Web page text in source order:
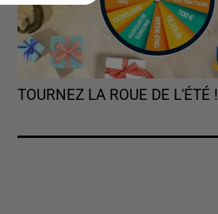
TOURNEZ LA ROUE DE L'ÉTÉ !